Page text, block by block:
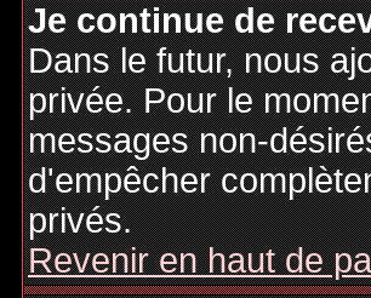
Je continue de
Dans le futur, nous
privée. Pour le
messages non-
d'empêcher
privés.
Revenir en haut de